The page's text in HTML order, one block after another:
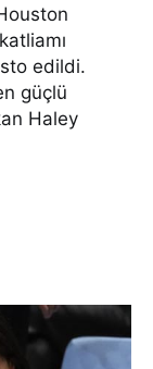
edildi.
güçlü
Haley